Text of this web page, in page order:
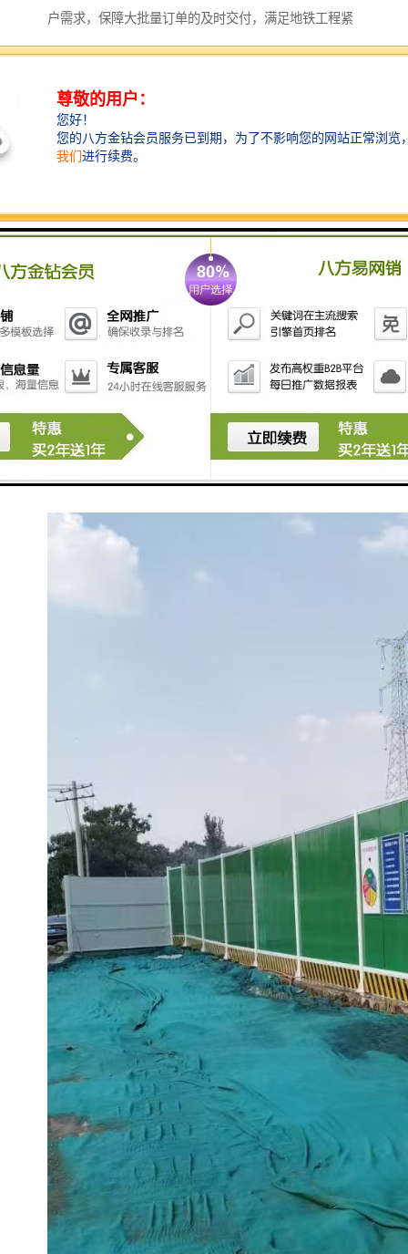
户需求，保障大批量订单的及时交付，满足地铁工程紧
张工期要求。
拥有经验丰富的安装团队，熟悉地铁施工规范与安全要
求，能够*完成现场安装，并提供使用指导与维护建议。
后期维护保障
持与配件供应，确保围挡在整个施工周期内保持较佳状
态。
环保理念与可持续发展
我们始终将环保理念融入产品设计与生产全过程：
- 优先选用可回收、可降解的环保材料